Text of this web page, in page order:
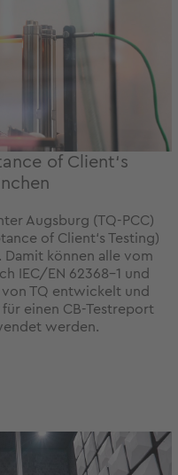
of Client‘s
Augsburg (TQ-PCC)
of Client‘s Testing)
Damit können alle vom
IEC/EN 62368-1 und
von TQ entwickelt und
einen CB-Testreport
werden.